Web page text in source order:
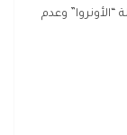
“الأونروا” وعدم